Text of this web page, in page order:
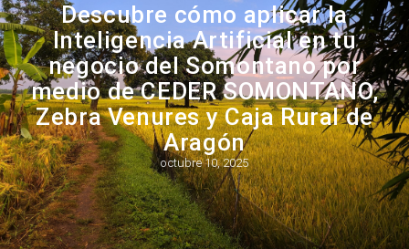
Descubre cómo aplicar la
Inteligencia Artificial en tu
negocio del Somontano por
medio de CEDER SOMONTANO,
Zebra Venures y Caja Rural de
Aragón
octubre 10, 2025